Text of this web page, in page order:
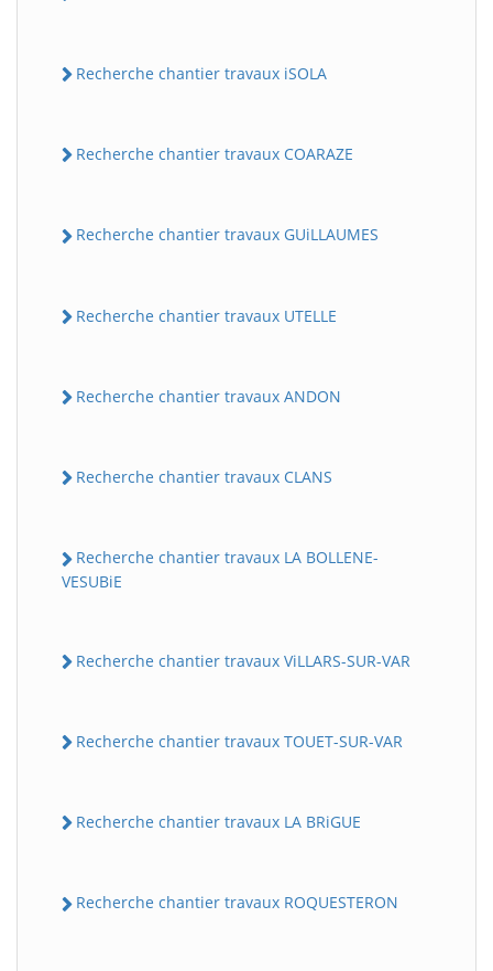
Recherche chantier travaux iSOLA
Recherche chantier travaux COARAZE
Recherche chantier travaux GUiLLAUMES
Recherche chantier travaux UTELLE
Recherche chantier travaux ANDON
Recherche chantier travaux CLANS
Recherche chantier travaux LA BOLLENE-
VESUBiE
Recherche chantier travaux ViLLARS-SUR-VAR
Recherche chantier travaux TOUET-SUR-VAR
Recherche chantier travaux LA BRiGUE
Recherche chantier travaux ROQUESTERON